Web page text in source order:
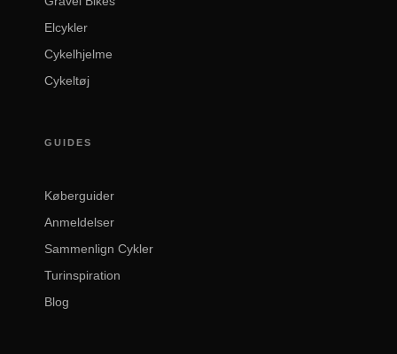
Elcykler
Cykelhjelme
Cykeltøj
GUIDES
Køberguider
Anmeldelser
Sammenlign Cykler
Turinspiration
Blog